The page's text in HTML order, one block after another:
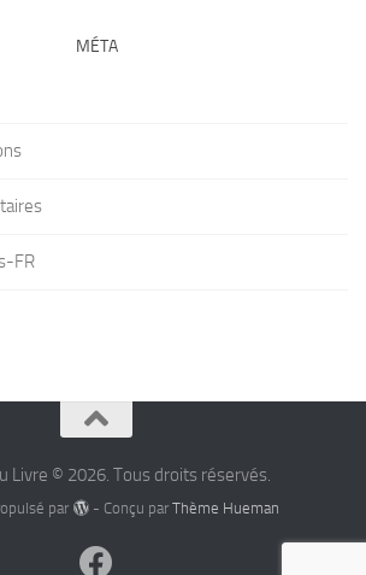
MÉTA
FR
Livre © 2026. Tous droits réservés.
par - Conçu par Thème Hueman